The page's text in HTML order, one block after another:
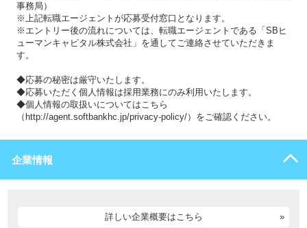
事務局）
※上記転職エージェントが応募受付窓口となります。
※エントリー後の流れについては、転職エージェントである「SBヒ
ューマンキャピタル株式会社」を通してご連絡させていただきま
す。
◆応募の秘密は厳守いたします。
◆応募いただく個人情報は採用業務にのみ利用いたします。
◆個人情報の取扱いについてはこちら
（http://agent.softbankhc.jp/privacy-policy/）をご確認ください。
企業情報
詳しい企業概要はこちら